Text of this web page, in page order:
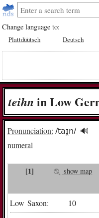
Change language to:
Plattdüütsch Deutsch
teihn in Low
Pronunciation: /taɪ̯n/ 🔊︎
numeral
[1] show map
Low Saxon:
10